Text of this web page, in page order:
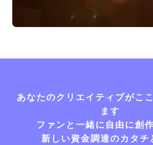
あなたのクリエイティブがこ
ます
ファンと一緒に自由に創
新しい資金調達のカタチ